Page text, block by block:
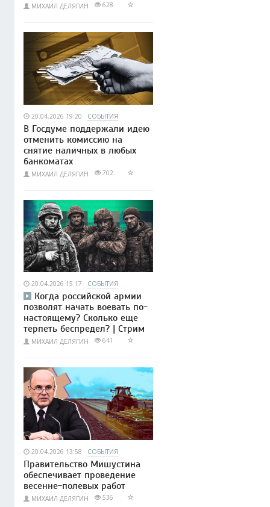
МИХАИЛ ДЕЛЯГИН 628
20.04.2026 19:20 СОБЫТИЯ
В Госдуме поддержали идею
отменить комиссию на
снятие наличных в любых
банкоматах
МИХАИЛ ДЕЛЯГИН 702
20.04.2026 15:17 СОБЫТИЯ
Когда российской армии
позволят начать воевать по-
настоящему? Сколько еще
терпеть беспредел? | Стрим
МИХАИЛ ДЕЛЯГИН 641
20.04.2026 13:58 СОБЫТИЯ
Правительство Мишустина
обеспечивает проведение
весенне-полевых работ
МИХАИЛ ДЕЛЯГИН 536